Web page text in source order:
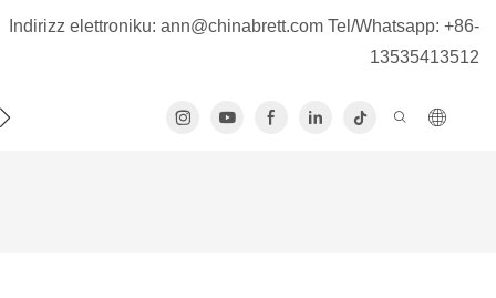
Indirizz elettroniku: ann@chinabrett.com Tel/Whatsapp: +86-
13535413512